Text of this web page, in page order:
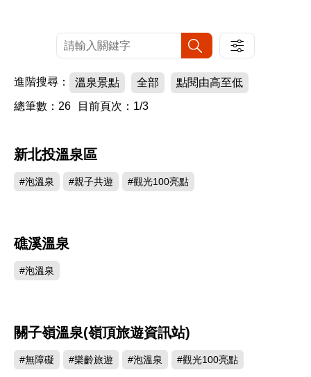
進階搜尋： 溫泉景點 全部
點閱由高至低
總筆數：26
目前頁次：1/3
新北投溫泉區
#泡溫泉 #親子共遊 #觀光100亮點
礁溪溫泉
#泡溫泉
關子嶺溫泉(嶺頂旅遊資訊站)
#無障礙 #樂齡旅遊 #泡溫泉 #觀光100亮點